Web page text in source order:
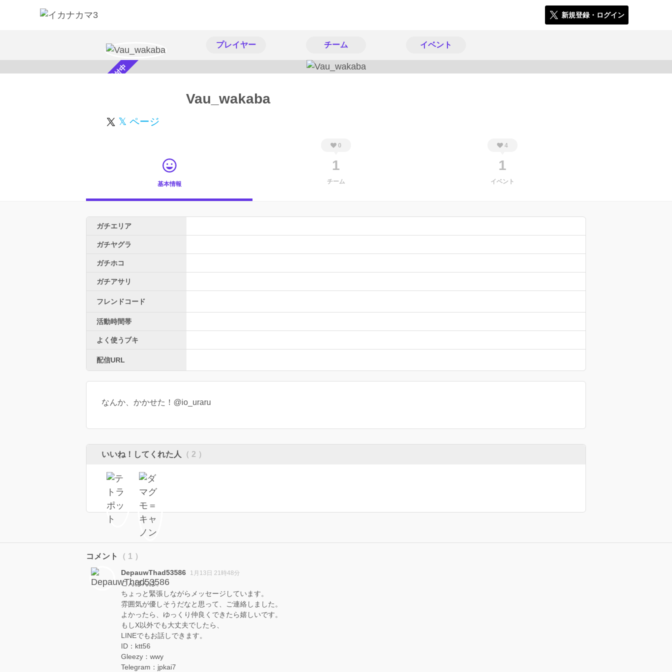
新規登録・ログイン
プレイヤー チーム イベント
スカウト受付中 Vau_wakaba
𝕏 ページ
基本情報
0
1
チーム
4
1
イベント
ガチエリア
ガチヤグラ
ガチホコ
ガチアサリ
フレンドコード
活動時間帯
よく使うブキ
配信URL
なんか、かかせた！@io_uraru
いいね！してくれた人 （ 2 ）
コメント （ 1 ）
DepauwThad53586 1月13日 21時48分
こんばんは。
ちょっと緊張しながらメッセージしています。
雰囲気が優しそうだなと思って、ご連絡しました。
よかったら、ゆっくり仲良くできたら嬉しいです。
もしX以外でも大丈夫でしたら、
LINEでもお話しできます。
ID：ktt56
Gleezy：wwy
Telegram：jpkai7